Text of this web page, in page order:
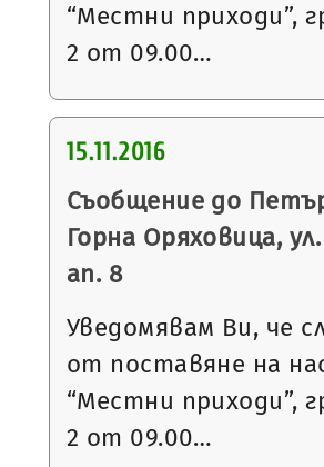
“Местни приходи”,
2 от 09.00…
15.11.2016
Съобщение до
Горна Оряховица,
ап. 8
Уведомявам Ви, че
от поставяне на
“Местни приходи”,
2 от 09.00…